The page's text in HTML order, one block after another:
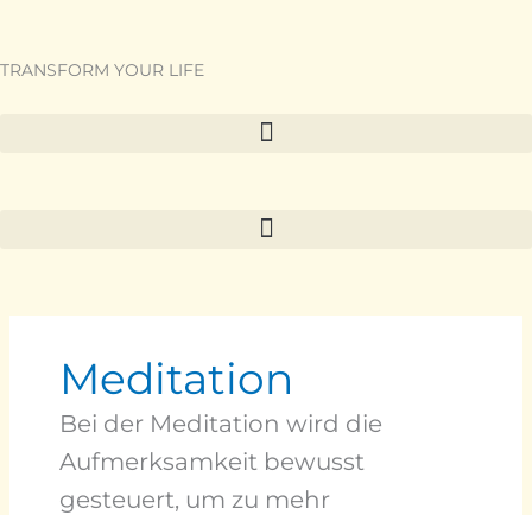
springen
TRANSFORM YOUR LIFE
Meditation
Bei der Meditation wird die
Aufmerksamkeit bewusst
gesteuert, um zu mehr